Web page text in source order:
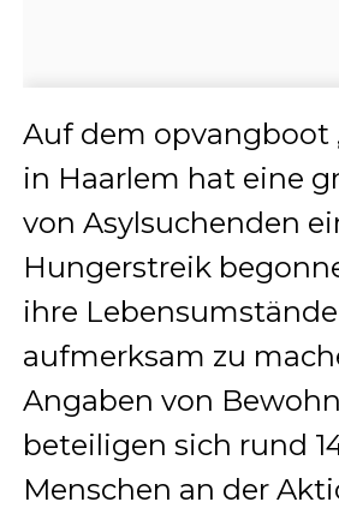
Auf dem opvangboot
in Haarlem hat eine
von Asylsuchenden
Hungerstreik
ihre Lebensumstände
aufmerksam zu
Angaben von
beteiligen sich rund
Menschen an der